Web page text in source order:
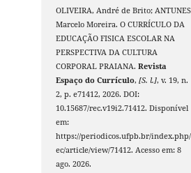
OLIVEIRA, André de Brito;
Marcelo Moreira. O CURRÍCULO DA
EDUCAÇÃO FISICA ESCOLAR NA
PERSPECTIVA DA CULTURA
CORPORAL PRAIANA.Revista
Espaço do Currículo,[S. l.], v. 19, n.
2, p. e71412, 2026. DOI:
10.15687/rec.v19i2.71412. Disponível
em:
https://periodicos.ufpb.br/
ec/article/view/71412. Acesso em: 8
ago. 2026.